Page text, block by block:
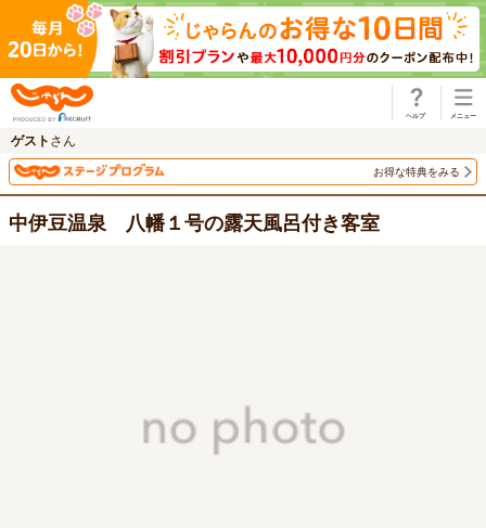
ゲスト さん
お得な特典をみる
中伊豆温泉 八幡１号の露天風呂付き客室